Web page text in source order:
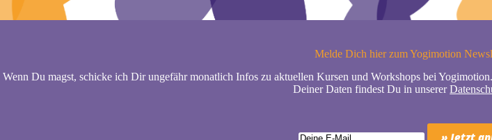
Melde Dich hier zum Yogimotion
Wenn Du magst, schicke ich Dir ungefähr monatlich Infos zu aktuellen Kursen und Workshops bei
Deiner Daten findest Du in unserer